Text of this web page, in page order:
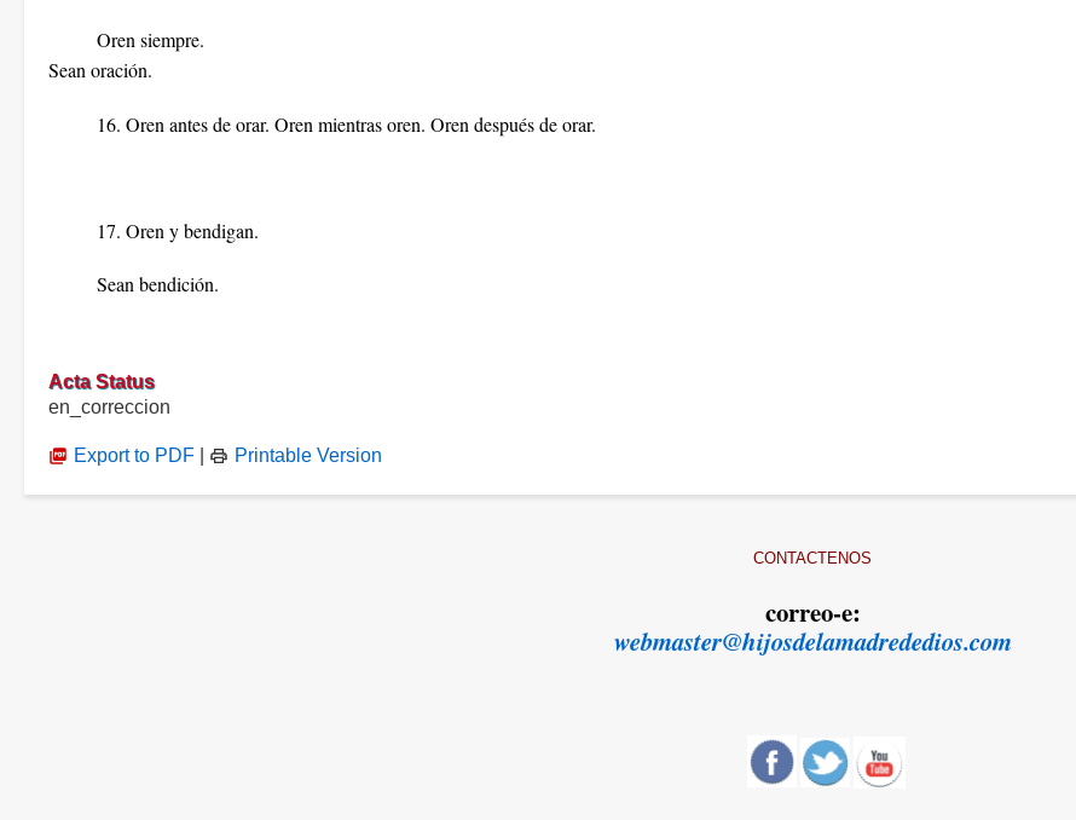
Oren siempre.
Sean oración.
16. Oren antes de orar. Oren mientras oren. Oren después de orar.
17. Oren y bendigan.
Sean bendición.
Acta Status
en_correccion
Export to PDF Printable Version
CONTACTENOS
correo-e:
webmaster@hijosdelamadrededios.com